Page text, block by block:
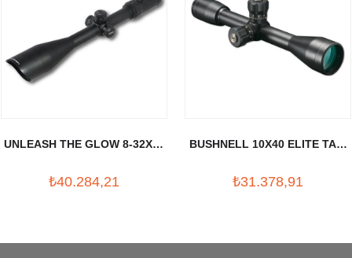
UNLEASH THE GLOW 8-32X56
₺40.284,21
BUSHNELL 10X40 ELITE TAC.
₺31.378,91